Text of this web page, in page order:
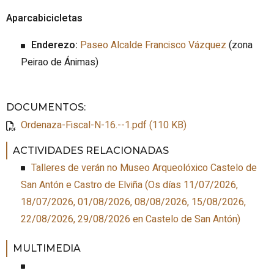
Aparcabicicletas
Enderezo: Paseo Alcalde Francisco Vázquez (zona
Peirao de Ánimas)
DOCUMENTOS:
Ordenaza-Fiscal-N-16.--1.pdf (110 KB)
ACTIVIDADES RELACIONADAS
Talleres de verán no Museo Arqueolóxico Castelo de
San Antón e Castro de Elviña(Os días 11/07/2026,
18/07/2026, 01/08/2026, 08/08/2026, 15/08/2026,
22/08/2026, 29/08/2026 en Castelo de San Antón)
MULTIMEDIA